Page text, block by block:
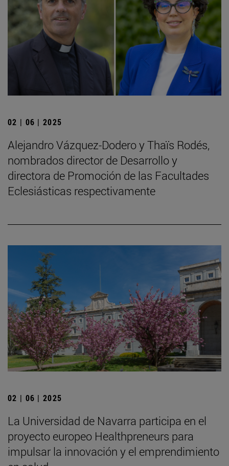
02 | 06 | 2025
Alejandro Vázquez-Dodero y Thaïs Rodés,
nombrados director de Desarrollo y
directora de Promoción de las Facultades
Eclesiásticas respectivamente
02 | 06 | 2025
La Universidad de Navarra participa en el
proyecto europeo Healthpreneurs para
impulsar la innovación y el emprendimiento